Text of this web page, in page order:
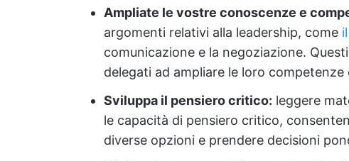
Ampliate le vostre conoscenze e
argomenti relativi alla leadership, come
comunicazione e la negoziazione.
delegati ad ampliare le loro
Sviluppa il pensiero critico: leggere
le capacità di pensiero critico,
diverse opzioni e prendere decisioni